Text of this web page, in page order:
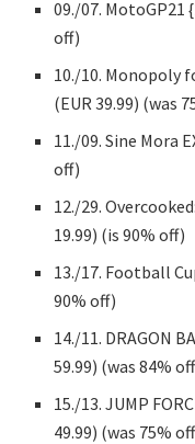
09./07. MotoGP21
off)
10./10. Monopoly
(EUR 39.99) (was
11./09. Sine Mora
off)
12./29.
19.99) (is 90% off)
13./17. Football
90% off)
14./11. DRAGON
59.99) (was 84%
15./13. JUMP
49.99) (was 75%